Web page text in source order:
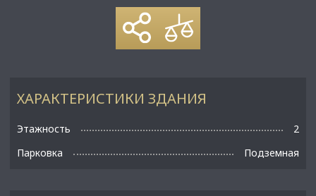
ХАРАКТЕРИСТИКИ ЗДАНИЯ
Этажность
2
Парковка
Подземная